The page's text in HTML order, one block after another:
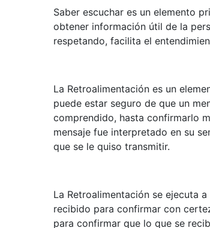
Saber escuchar es un elemento
obtener información útil de la
respetando, facilita el
La Retroalimentación es un
puede estar seguro de que un
comprendido, hasta confirmarlo
mensaje fue interpretado en su
que se le quiso transmitir.
La Retroalimentación se ejecuta
recibido para confirmar con
para confirmar que lo que se